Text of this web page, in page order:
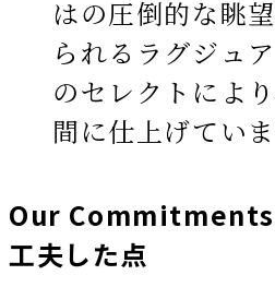
はの圧倒的な眺
られるラグジュ
のセレクトによ
間に仕上げていま
Our Commitments
工夫した点